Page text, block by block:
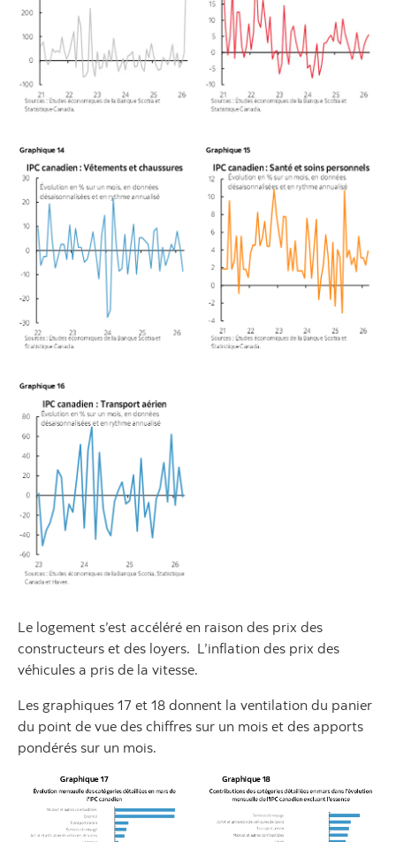
Le logement s’est accéléré en raison des prix des
constructeurs et des loyers. L’inflation des prix des
véhicules a pris de la vitesse.
Les graphiques 17 et 18 donnent la ventilation du panier
du point de vue des chiffres sur un mois et des apports
pondérés sur un mois.